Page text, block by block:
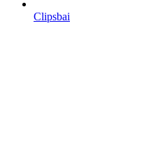
Clipsbai